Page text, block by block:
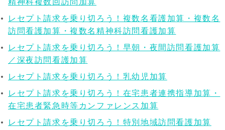
レセプト請求を乗り切ろう！複数名看護加算・複数名
訪問看護加算・複数名精神科訪問看護加算
レセプト請求を乗り切ろう！早朝・夜間訪問看護加算
／深夜訪問看護加算
レセプト請求を乗り切ろう！乳幼児加算
レセプト請求を乗り切ろう！在宅患者連携指導加算・
在宅患者緊急時等カンファレンス加算
レセプト請求を乗り切ろう！特別地域訪問看護加算